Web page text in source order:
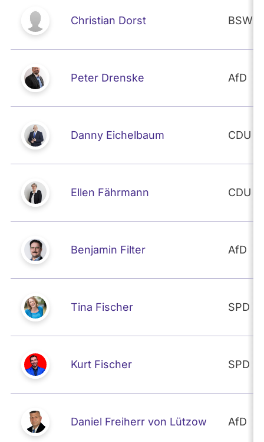
Christian Dorst BSW
Peter Drenske AfD
Danny Eichelbaum CDU
Ellen Fährmann CDU
Benjamin Filter AfD
Tina Fischer SPD
Kurt Fischer SPD
Daniel Freiherr von Lützow AfD